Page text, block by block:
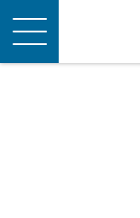
Toggle
navigation